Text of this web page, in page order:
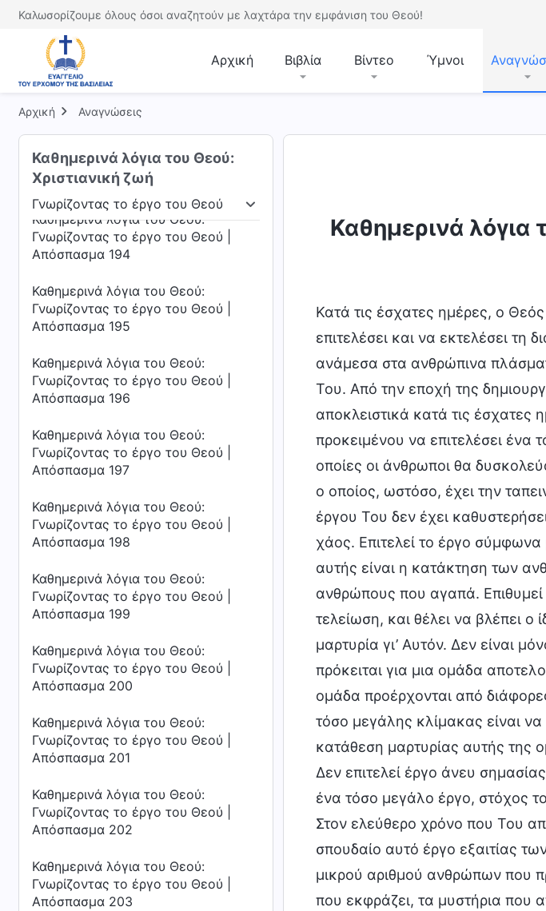
Καλωσορίζουμε όλους όσοι αναζητούν με λαχτάρα την εμφάνιση του Θεού!
Αρχική Βιβλία Βίντεο Ύμνοι
Αρχική Αναγνώσεις
Καθημερινά λόγια του Θεού:
Χριστιανική ζωή
Γνωρίζοντας το έργο του Θεού
Γνωρίζοντας το έργο του Θεού Η διάθεση του Θεού και αυτό
Γνωρίζοντας το έργο του Θεού |
Απόσπασμα 191
Καθημερινά λόγια του Θεού:
Απόσπασμα 192
Καθημερινά λόγια του Θεού:
Γνωρίζοντας το έργο του Θεού |
Απόσπασμα 193
Καθημερινά λόγια του Θεού:
Γνωρίζοντας το έργο του Θεού |
Απόσπασμα 194
Καθημερινά λόγια του Θεού:
Γνωρίζοντας το έργο του Θεού |
Απόσπασμα 195
Καθημερινά λόγια του Θεού:
Γνωρίζοντας το έργο του Θεού |
Απόσπασμα 196
Καθημερινά λόγια του Θεού:
Γνωρίζοντας το έργο του Θεού |
Απόσπασμα 197
Καθημερινά λόγια του Θεού:
Γνωρίζοντας το έργο του Θεού |
Απόσπασμα 198
Καθημερινά λόγια του Θεού:
Γνωρίζοντας το έργο του Θεού |
Απόσπασμα 199
Καθημερινά λόγια του Θεού:
Γνωρίζοντας το έργο του Θεού |
Απόσπασμα 200
Καθημερινά λόγια του Θεού:
Γνωρίζοντας το έργο του Θεού |
Απόσπασμα 201
Καθημερινά λόγια του Θεού:
Γνωρίζοντας το έργο του Θεού |
Απόσπασμα 202
Καθημερινά λόγια του Θεού:
Γνωρίζοντας το έργο του Θεού |
Απόσπασμα 203
Καθημερινά λόγια
Κατά τις έσχατες ημέρες, ο
επιτελέσει και να εκτελέσει
ανάμεσα στα ανθρώπινα
Του. Από την εποχή της
αποκλειστικά κατά τις
προκειμένου να επιτελέσει
οποίες οι άνθρωποι θα
ο οποίος, ωστόσο, έχει την
έργου Του δεν έχει
χάος. Επιτελεί το έργο
αυτής είναι η κατάκτηση των
ανθρώπους που αγαπά. Επιθυμεί
τελείωση, και θέλει να βλέπει ο
μαρτυρία γι’ Αυτόν. Δεν είναι
πρόκειται για μια ομάδα
ομάδα προέρχονται από
τόσο μεγάλης κλίμακας είναι
κατάθεση μαρτυρίας αυτής της
Δεν επιτελεί έργο άνευ
ένα τόσο μεγάλο έργο, στόχος
Στον ελεύθερο χρόνο που Του
σπουδαίο αυτό έργο εξαιτίας
μικρού αριθμού ανθρώπων που
που εκφράζει, τα μυστήρια που